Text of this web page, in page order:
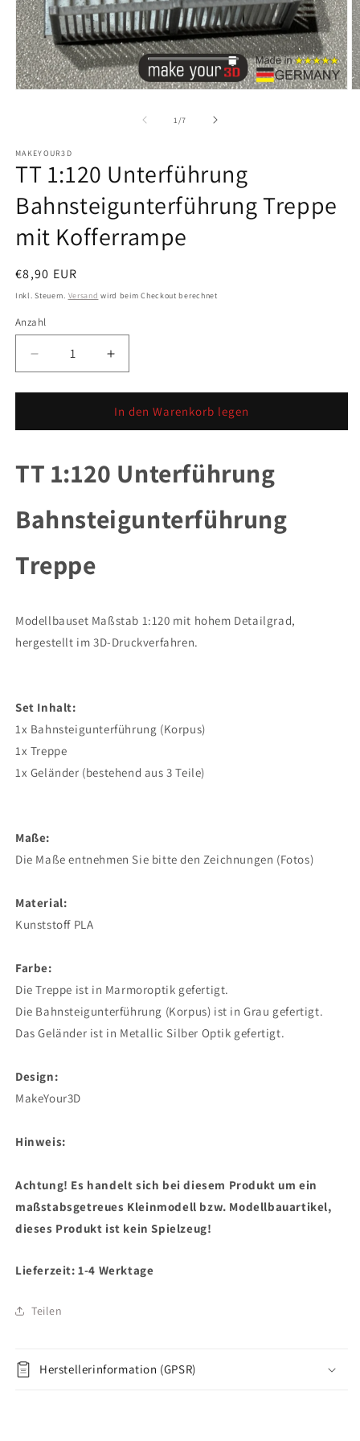
1/von
7
MAKEYOUR3D
TT 1:120 Unterführung
Bahnsteigunterführung Treppe
mit Kofferrampe
Normaler
Preis
€8,90 EUR
Inkl. Steuern. Versand wird beim Checkout berechnet
Anzahl
Anzahl
Verringere
die
Menge
TT
Unterführung
Bahnsteigunterführung
mit
Kofferrampe
Erhöhe
die
Menge
für
TT
Unterführung
Bahnsteigunterführung
mit
Kofferrampe
In den Warenkorb legen
TT 1:120 Unterführung
Bahnsteigunterführung
Treppe
Modellbauset Maßstab 1:120 mit hohem Detailgrad,
hergestellt im 3D-Druckverfahren.
Set Inhalt:
1x Bahnsteigunterführung (Korpus)
1x Treppe
1x Geländer (bestehend aus 3 Teile)
Maße:
Die Maße entnehmen Sie bitte den Zeichnungen (Fotos)
Material:
Kunststoff PLA
Farbe:
Die Treppe ist in Marmoroptik gefertigt.
Die Bahnsteigunterführung (Korpus) ist in Grau gefertigt.
Das Geländer ist in Metallic Silber Optik gefertigt.
Design:
MakeYour3D
Hinweis:
Achtung! Es handelt sich bei diesem Produkt um ein
maßstabsgetreues Kleinmodell bzw. Modellbauartikel,
dieses Produkt ist kein Spielzeug!
Lieferzeit: 1-4 Werktage
Teilen
Herstellerinformation (GPSR)